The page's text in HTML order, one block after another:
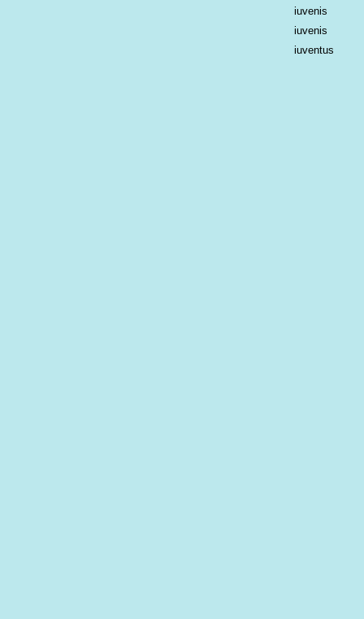
iuvenis
iuvenis
iuventus